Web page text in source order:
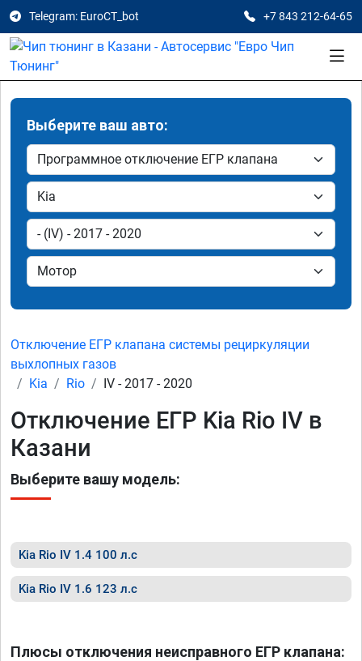
Telegram: EuroCT_bot +7 843 212-64-65
Выберите ваш авто:
Отключение ЕГР клапана системы рециркуляции
выхлопных газов
Kia
Rio IV - 2017 - 2020
Отключение ЕГР Kia Rio IV в
Казани
Выберите вашу модель:
Kia Rio IV 1.4 100 л.с
Kia Rio IV 1.6 123 л.с
Плюсы отключения неисправного ЕГР клапана: